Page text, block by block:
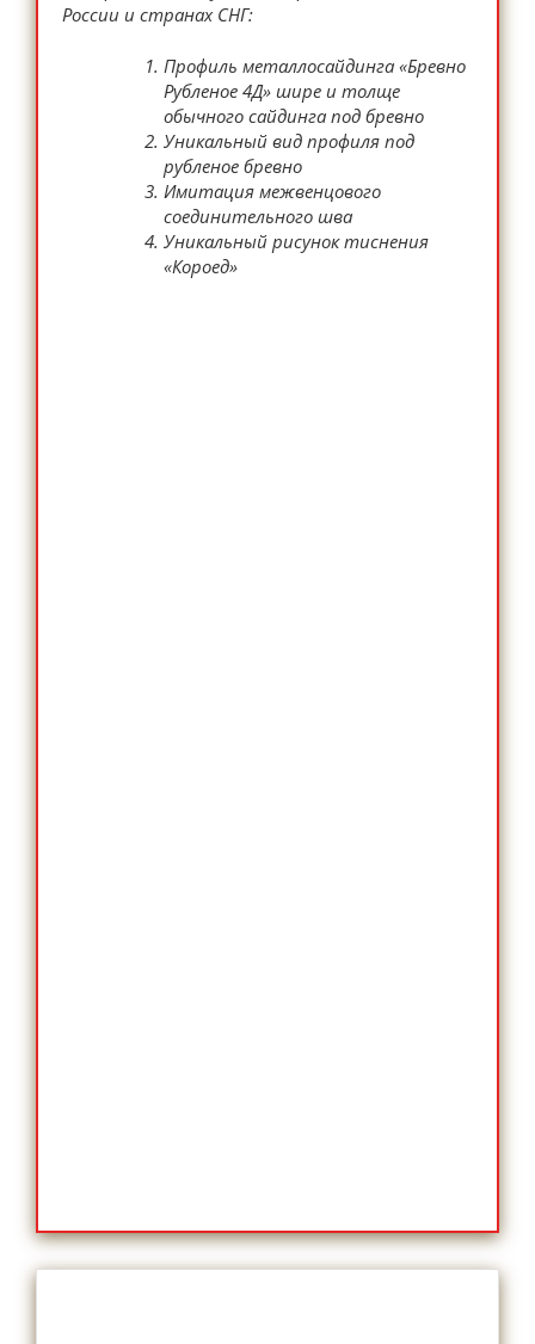
России и странах СНГ:
Профиль металлосайдинга «Бревно
Рубленое 4Д» шире и толще
обычного сайдинга под бревно
Уникальный вид профиля под
рубленое бревно
Имитация межвенцового
соединительного шва
Уникальный рисунок тиснения
«Короед»